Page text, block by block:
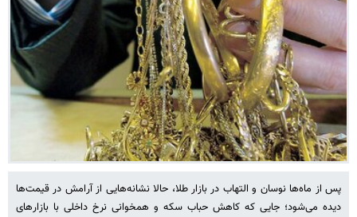
پس از ماه‌ها نوسان و التهاب در بازار طلا، حالا نشانه‌هایی از آرامش در قیمت‌ها
دیده می‌شود؛ جایی که کاهش حباب سکه و همخوانی نرخ داخلی با بازارهای